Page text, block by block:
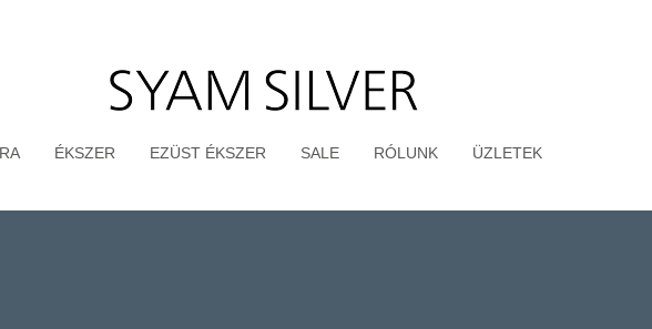
ÉKSZER EZÜST ÉKSZER SALE RÓLUNK ÜZLETEK